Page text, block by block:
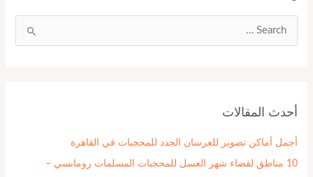
ث
ن
:
أحدث المقالات
أجمل أماكن تصوير للعرسان الجدد للمحجبات في القاهرة
10 مناطق لقضاء شهر العسل للمحجبات المسلمات رومانسي –